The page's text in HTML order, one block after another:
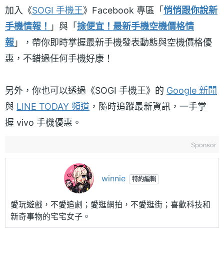
加入《SOGI 手機王》Facebook 專區「悄悄跟你說新
手機情報！ 」與「撿便宜！最新手機空機價格情
報 」，帶你即時掌握最新手機發表動態與空機價格優
惠，不錯過任何手機好康！
另外，你也可以透過《SOGI 手機王》的 Google 新聞
與 LINE TODAY 頻道 ，隨時追蹤最新資訊，一手掌
握 vivo 手機優惠。
Sponsor
winnie 特約編輯
愛玩遊戲，不愛追劇；愛逛網拍，不愛逛街；喜歡科技和
新奇事物的宅宅女子。